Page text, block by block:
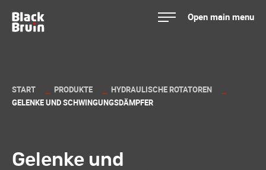
content
Black Bruin Open main menu
START PRODUKTE
HYDRAULISCHE ROTATOREN
GELENKE UND SCHWINGUNGSDÄMPFER
Gelenke und